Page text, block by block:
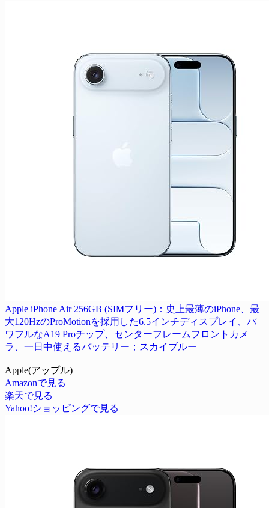
Apple iPhone Air 256GB (SIMフリー)：史上最薄のiPhone、最
大120HzのProMotionを採用した6.5インチディスプレイ、パ
ワフルなA19 Proチップ、センターフレームフロントカメ
ラ、一日中使えるバッテリー；スカイブルー
Apple(アップル)
Amazonで見る
楽天で見る
Yahoo!ショッピングで見る